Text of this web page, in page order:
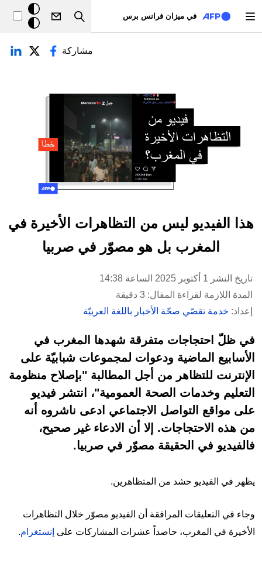
في ميزان فرانس برس
Search
خلفيّة
داكنة
التبويبات الأساسية
مشاركة
هذا الفيديو ليس من التظاهرات الأخيرة في
المغرب بل هو مصوّر في صربيا
تاريخ النشر 1 أكتوبر 2025 الساعة 14:38
المدة اللازمة لقراءة المقال: 3 دقيقة
إعداد: خدمة تقصّي صحّة الأخبار باللغة العربيّة
في ظلّ احتجاجات متفرقة شهدها المغرب في
الأسابيع الماضية ودعوات لمجموعات شبابيّة على
الإنترنت للتظاهر من أجل المطالبة "بإصلاح منظومة
التعليم وخدمات الصحة العمومية"، انتشر فيديو
على مواقع التواصل الاجتماعي ادعى ناشروه أنه
من هذه الاحتجاجات. إلا أن الادعاء غير صحيح،
فالفيديو في الحقيقة مصوّر في صربيا.
يظهر في الفيديو حشد من المتظاهرين.
وجاء في التعليقات المرافقة أن الفيديو مصوّر خلال التظاهرات
الأخيرة في المغرب، حاصداً عشرات المشاركات على إنستغرام.